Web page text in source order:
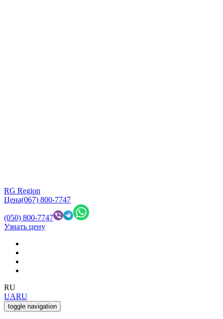
RG Region
Цена(067) 800-7747
(050) 800-7747
Узнать цену
RU
UARU
toggle navigation